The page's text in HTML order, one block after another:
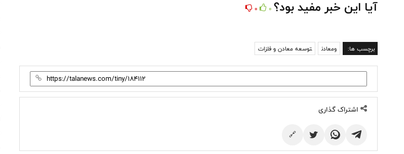
آیا این خبر مفید بود؟ 0
0
برچسب ها: ومعادن توسعه معادن و فلزات
اشتراک گذاری
🔗